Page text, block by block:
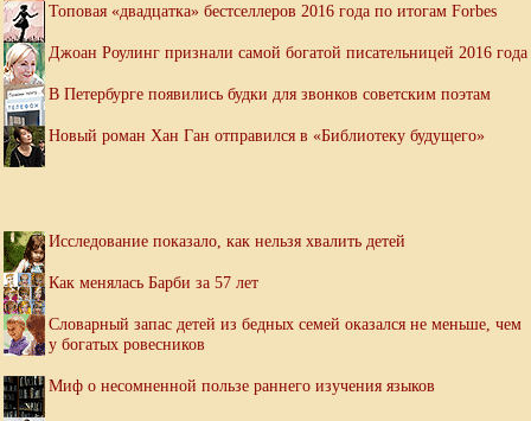
Топовая «двадцатка» бестселлеров 2016 года по итогам Forbes
Джоан Роулинг признали самой богатой писательницей 2016 года
В Петербурге появились будки для звонков советским поэтам
Новый роман Хан Ган отправился в «Библиотеку будущего»
Исследование показало, как нельзя хвалить детей
Как менялась Барби за 57 лет
Словарный запас детей из бедных семей оказался не меньше, чем
у богатых ровесников
Миф о несомненной пользе раннего изучения языков